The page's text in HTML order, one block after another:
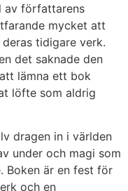
av författarens
mycket att
tidigare verk.
det saknade den
lämna ett bok
löfte som aldrig
dragen in i världen
under och magi som
Boken är en fest för
och en